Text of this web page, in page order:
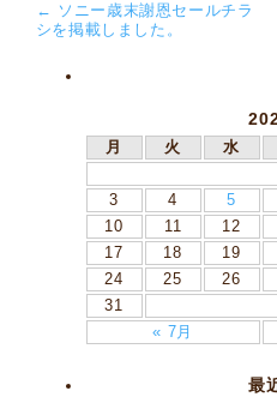
← ソニー歳末謝恩セールチラ
シを掲載しました。
月 火 水
« 7月
3
4 5
10
11 12
17
18 19
24
25 26
31
最